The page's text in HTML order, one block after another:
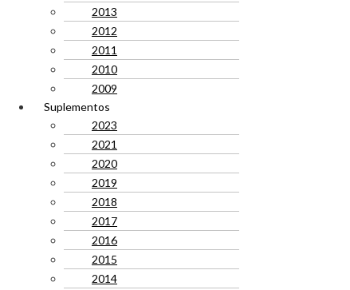
2013
2012
2011
2010
2009
Suplementos
2023
2021
2020
2019
2018
2017
2016
2015
2014